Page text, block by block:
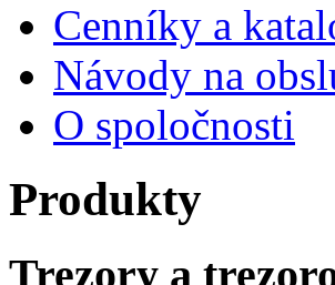
Cenníky a
Návody na
O spoločnosti
Produkty
Trezory a